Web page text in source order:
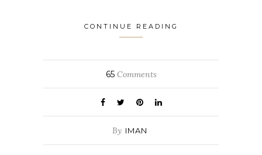
CONTINUE READING
65Comments
By IMAN